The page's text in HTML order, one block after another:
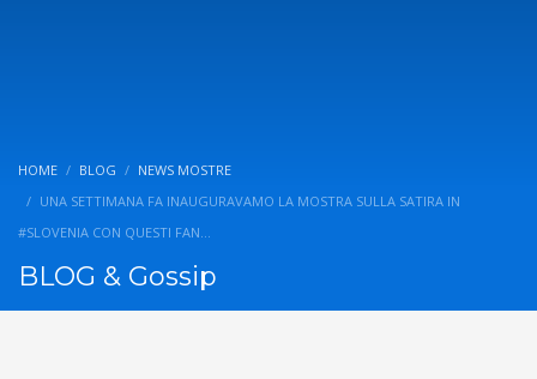
HOME BLOG
NEWS MOSTRE
UNA SETTIMANA FA INAUGURAVAMO LA MOSTRA SULLA SATIRA IN
#SLOVENIA CON QUESTI FAN…
BLOG & Gossip